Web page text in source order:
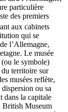
particulière
des premiers
aux cabinets
qui se
l’Allemagne,
Le musée
(ou le symbole)
du territoire sur
musées reflète,
ou sa
dans la capitale
British Museum